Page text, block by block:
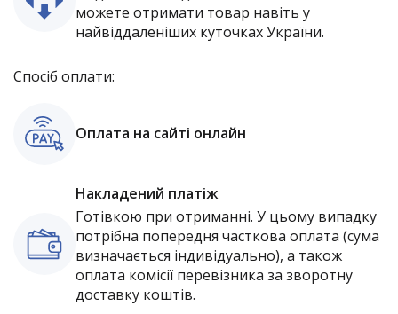
можете отримати товар навіть у
найвіддаленіших куточках України.
Спосіб оплати:
Оплата на сайті онлайн
Накладений платіж
Готівкою при отриманні. У цьому випадку
потрібна попередня часткова оплата (сума
визначається індивідуально), а також
оплата комісії перевізника за зворотну
доставку коштів.